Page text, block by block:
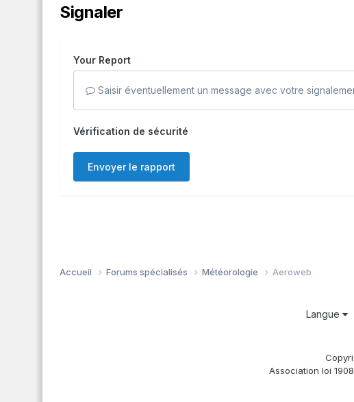
Signaler
Your Report
Saisir éventuellement un message avec votre
Vérification de sécurité
Envoyer le rapport
Accueil Forums spécialisés Météorologie Aeroweb
Langue
Association loi